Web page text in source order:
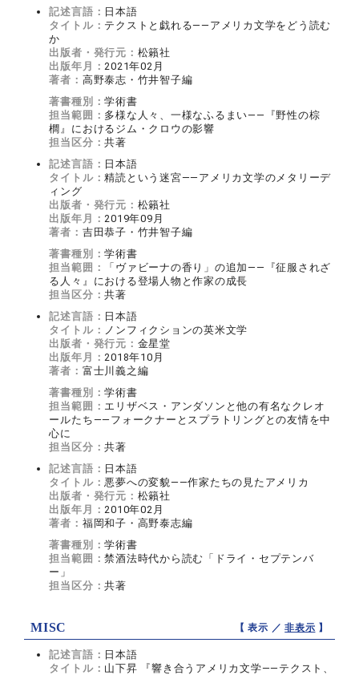
記述言語： 日本語
タイトル： テクストと戯れる――アメリカ文学をどう読む
か
出版者・発行元： 松籟社
出版年月：2021年02月
著者： 高野泰志・竹井智子編
著書種別：学術書
担当範囲： 多様な人々、一様なふるまい――『野性の棕
櫚』におけるジム・クロウの影響
担当区分：共著
記述言語： 日本語
タイトル：精読という迷宮――アメリカ文学のメタリーデ
ィング
出版者・発行元： 松籟社
出版年月：2019年09月
著者： 吉田恭子・竹井智子編
著書種別：学術書
担当範囲：
「ヴァビーナの香り」の追加――『征服されざ
る人々』における登場人物と作家の成長
担当区分：共著
記述言語： 日本語
タイトル： ノンフィクションの英米文学
出版者・発行元： 金星堂
出版年月：2018年10月
著者： 富士川義之編
著書種別：学術書
担当範囲： エリザベス・アンダソンと他の有名なクレオ
ールたち――フォークナーとスプラトリングとの友情を中
心に
担当区分：共著
記述言語： 日本語
タイトル：悪夢への変貌――作家たちの見たアメリカ
出版者・発行元： 松籟社
出版年月：2010年02月
著者： 福岡和子・高野泰志編
著書種別：学術書
担当範囲：禁酒法時代から読む「ドライ・セプテンバ
ー」
担当区分：共著
MISC 【 表示 ／非表示 】
記述言語： 日本語
タイトル： 山下昇 『響き合うアメリカ文学――テクスト、